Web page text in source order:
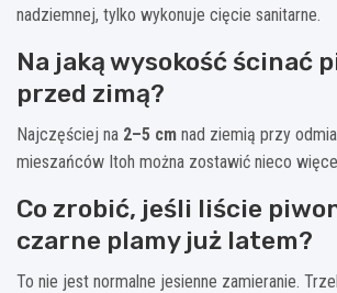
nadziemnej, tylko wykonuje cięcie sanitarne.
Na jaką wysokość ścinać
przed zimą?
Najczęściej na 2–5 cm nad ziemią przy
mieszańców Itoh można zostawić nieco
Co zrobić, jeśli liście
czarne plamy już latem?
To nie jest normalne jesienne zamieranie.